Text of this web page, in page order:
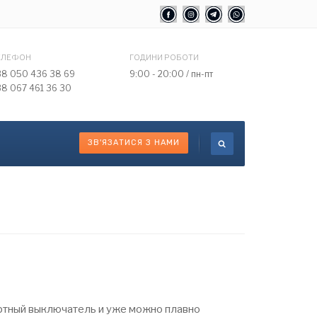
050 436 38 69
067 461 36 30
ГОДИНИ РОБОТИ
9:00 - 20:00 / пн-пт
ЗВ'ЯЗАТИСЯ З НАМИ
выключатель и уже можно плавно